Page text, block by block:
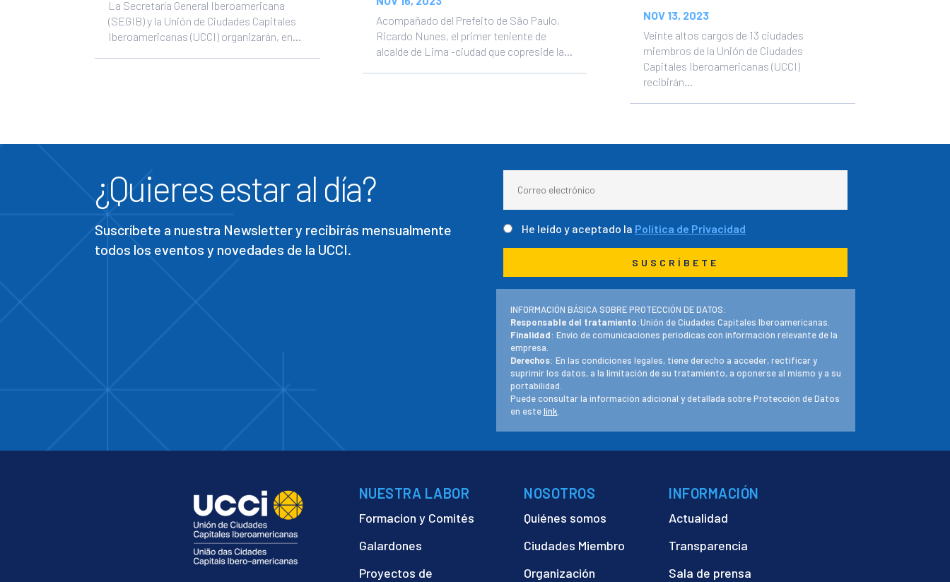
La Secretaría General Iberoamericana
(SEGIB) y la Unión de Ciudades Capitales
Iberoamericanas (UCCI) organizarán, en...
Acompañado del Prefeito de São Paulo,
Ricardo Nunes, el primer teniente de
alcalde de Lima -ciudad que copreside la...
NOV 13, 2023
Veinte altos cargos de 13 ciudades
miembros de la Unión de Ciudades
Capitales Iberoamericanas (UCCI)
recibirán...
¿Quieres estar al día?
Suscríbete a nuestra Newsletter y recibirás mensualmente
todos los eventos y novedades de la UCCI.
He leído y aceptado la Política de Privacidad
INFORMACIÓN BÁSICA SOBRE PROTECCIÓN DE DATOS:
Responsable del tratamiento:Unión de Ciudades Capitales Iberoamericanas.
Finalidad: Envío de comunicaciones periodicas con información relevante de la
empresa.
Derechos: En las condiciones legales, tiene derecho a acceder, rectificar y
suprimir los datos, a la limitación de su tratamiento, a oponerse al mismo y a su
portabilidad.
Puede consultar la información adicional y detallada sobre Protección de Datos
en estelink
NUESTRA LABOR
Formacion y Comités
Galardones
Proyectos de
NOSOTROS
Quiénes somos
Ciudades Miembro
Organización
INFORMACIÓN
Actualidad
Transparencia
Sala de prensa